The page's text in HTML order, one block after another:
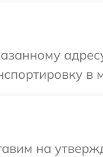
в
на